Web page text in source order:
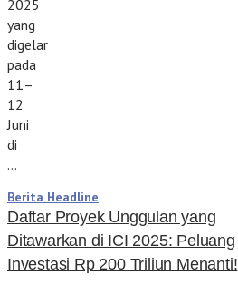
2025
yang
digelar
pada
11–
12
Juni
di
…
Berita Headline
Daftar Proyek Unggulan yang
Ditawarkan di ICI 2025: Peluang
Investasi Rp 200 Triliun Menanti!